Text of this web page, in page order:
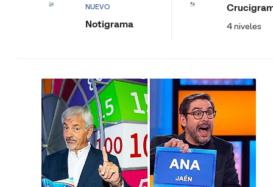
NUEVO
Notigrama 4 niveles